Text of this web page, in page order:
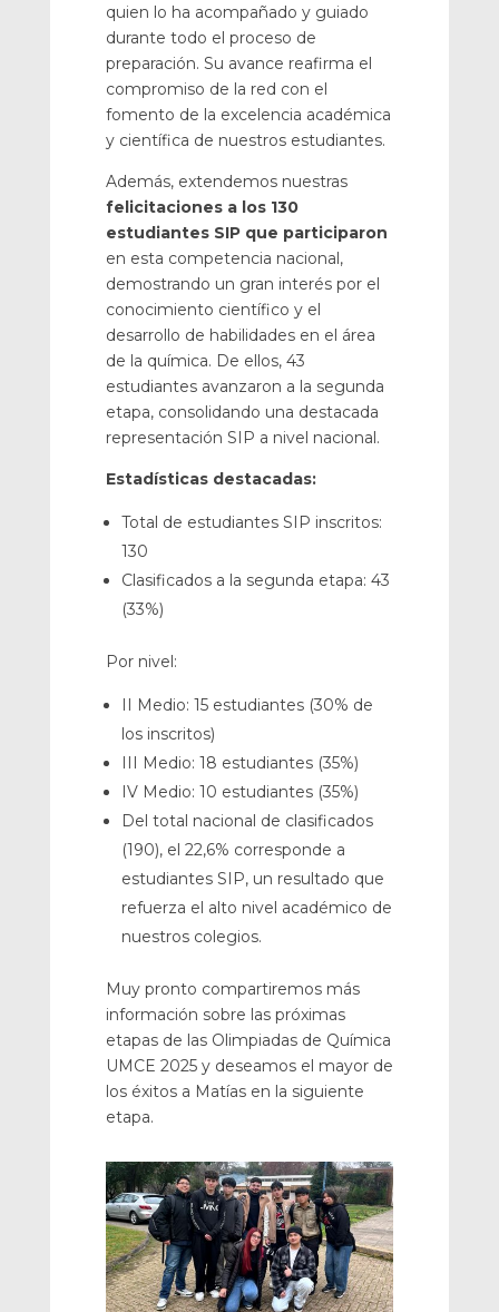
quien lo ha acompañado y guiado
durante todo el proceso de
preparación. Su avance reafirma el
compromiso de la red con el
fomento de la excelencia académica
y científica de nuestros estudiantes.
Además, extendemos nuestras
felicitaciones a los 130
estudiantes SIP que participaron
en esta competencia nacional,
demostrando un gran interés por el
conocimiento científico y el
desarrollo de habilidades en el área
de la química. De ellos, 43
estudiantes avanzaron a la segunda
etapa, consolidando una destacada
representación SIP a nivel nacional.
Estadísticas destacadas:
Total de estudiantes SIP inscritos:
130
Clasificados a la segunda etapa: 43
(33%)
Por nivel:
II Medio: 15 estudiantes (30% de
los inscritos)
III Medio: 18 estudiantes (35%)
IV Medio: 10 estudiantes (35%)
Del total nacional de clasificados
(190), el 22,6% corresponde a
estudiantes SIP, un resultado que
refuerza el alto nivel académico de
nuestros colegios.
Muy pronto compartiremos más
información sobre las próximas
etapas de las Olimpiadas de Química
UMCE 2025 y deseamos el mayor de
los éxitos a Matías en la siguiente
etapa.